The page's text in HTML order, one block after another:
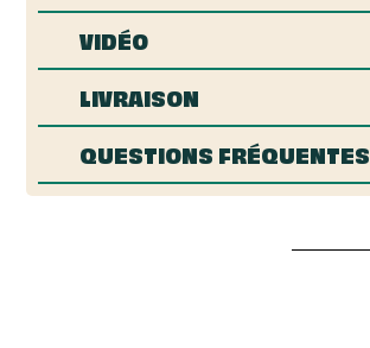
VIDÉO
LIVRAISON
QUESTIONS FRÉQUENTES